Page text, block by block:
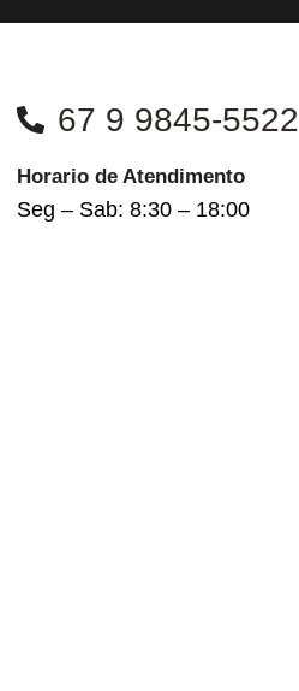
67 9 9845-5522
Horario de Atendimento
Seg – Sab: 8:30 – 18:00